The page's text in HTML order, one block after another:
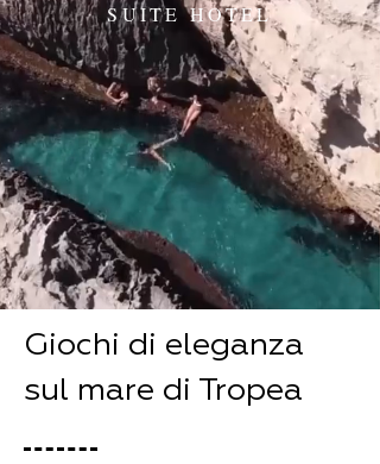
SUITE HOTEL
Giochi di eleganza
sul mare di Tropea